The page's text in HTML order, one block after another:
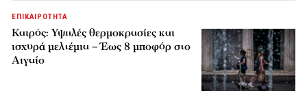
ΕΠΙΚΑΙΡΟΤΗΤΑ
Καιρός: Υψηλές θερμοκρασίες και
ισχυρά μελτέμια – Έως 8 μποφόρ στο
Αιγαίο